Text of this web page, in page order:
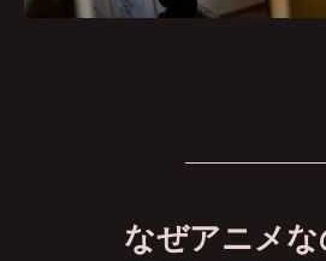
なぜアニメな